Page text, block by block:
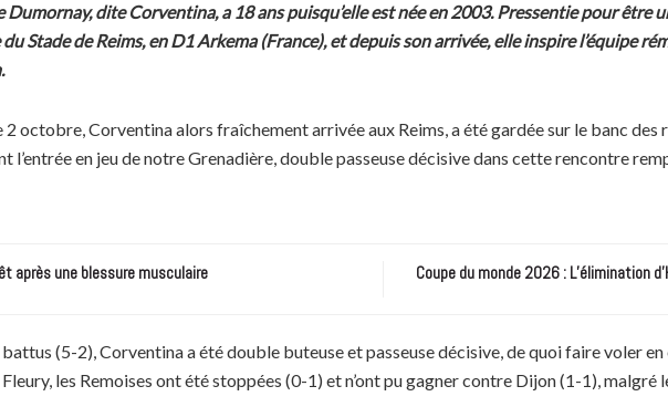
dite Corventina, a 18 ans puisqu’elle est née en 2003. Pressentie pour être
Stade de Reims, en D1 Arkema (France), et depuis son arrivée, elle inspire l’équipe
2 octobre, Corventina alors fraîchement arrivée aux Reims, a été gardée sur le banc des
en jeu de notre Grenadière, double passeuse décisive dans cette rencontre
après une blessure musculaire Coupe du monde 2026 : L’élimination
(5-2), Corventina a été double buteuse et passeuse décisive, de quoi faire voler
les Remoises ont été stoppées (0-1) et n’ont pu gagner contre Dijon (1-1), malgré